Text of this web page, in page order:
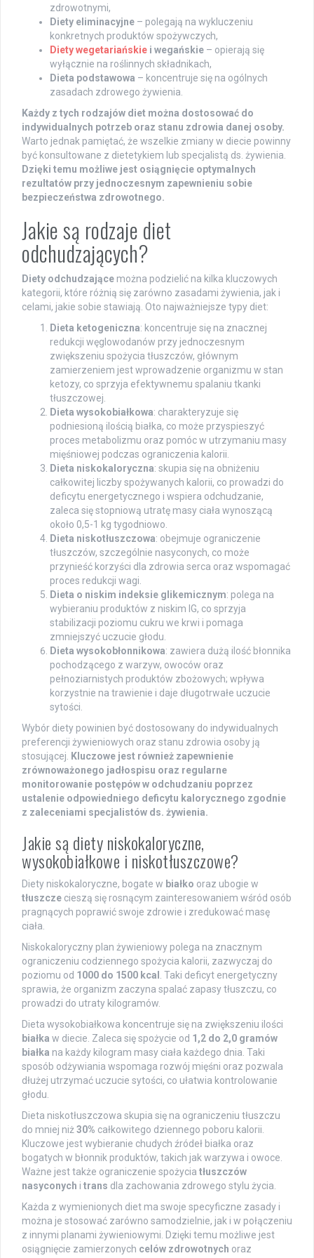
zdrowotnymi,
Diety eliminacyjne – polegają na wykluczeniu
konkretnych produktów spożywczych,
Diety wegetariańskie i wegańskie – opierają się
wyłącznie na roślinnych składnikach,
Dieta podstawowa – koncentruje się na ogólnych
zasadach zdrowego żywienia.
Każdy z tych rodzajów diet można dostosować do
indywidualnych potrzeb oraz stanu zdrowia danej osoby.
Warto jednak pamiętać, że wszelkie zmiany w diecie powinny
być konsultowane z dietetykiem lub specjalistą ds. żywienia.
Dzięki temu możliwe jest osiągnięcie optymalnych
rezultatów przy jednoczesnym zapewnieniu sobie
bezpieczeństwa zdrowotnego.
Jakie są rodzaje diet
odchudzających?
Diety odchudzające można podzielić na kilka kluczowych
kategorii, które różnią się zarówno zasadami żywienia, jak i
celami, jakie sobie stawiają. Oto najważniejsze typy diet:
Dieta ketogeniczna: koncentruje się na znacznej
redukcji węglowodanów przy jednoczesnym
zwiększeniu spożycia tłuszczów, głównym
zamierzeniem jest wprowadzenie organizmu w stan
ketozy, co sprzyja efektywnemu spalaniu tkanki
tłuszczowej.
Dieta wysokobiałkowa: charakteryzuje się
podniesioną ilością białka, co może przyspieszyć
proces metabolizmu oraz pomóc w utrzymaniu masy
mięśniowej podczas ograniczenia kalorii.
Dieta niskokaloryczna: skupia się na obniżeniu
całkowitej liczby spożywanych kalorii, co prowadzi do
deficytu energetycznego i wspiera odchudzanie,
zaleca się stopniową utratę masy ciała wynoszącą
około 0,5-1 kg tygodniowo.
Dieta niskotłuszczowa: obejmuje ograniczenie
tłuszczów, szczególnie nasyconych, co może
przynieść korzyści dla zdrowia serca oraz wspomagać
proces redukcji wagi.
Dieta o niskim indeksie glikemicznym: polega na
wybieraniu produktów z niskim IG, co sprzyja
stabilizacji poziomu cukru we krwi i pomaga
zmniejszyć uczucie głodu.
Dieta wysokobłonnikowa: zawiera dużą ilość błonnika
pochodzącego z warzyw, owoców oraz
pełnoziarnistych produktów zbożowych; wpływa
korzystnie na trawienie i daje długotrwałe uczucie
sytości.
Wybór diety powinien być dostosowany do indywidualnych
preferencji żywieniowych oraz stanu zdrowia osoby ją
stosującej.
Kluczowe jest również zapewnienie
zrównoważonego jadłospisu oraz regularne
monitorowanie postępów w odchudzaniu poprzez
ustalenie odpowiedniego deficytu kalorycznego zgodnie
z zaleceniami specjalistów ds. żywienia.
Jakie są diety niskokaloryczne,
wysokobiałkowe i niskotłuszczowe?
Diety niskokaloryczne, bogate w białko oraz ubogie w
tłuszcze cieszą się rosnącym zainteresowaniem wśród osób
pragnących poprawić swoje zdrowie i zredukować masę
ciała.
Niskokaloryczny plan żywieniowy polega na znacznym
ograniczeniu codziennego spożycia kalorii, zazwyczaj do
poziomu od 1000 do 1500 kcal
. Taki deficyt energetyczny
sprawia, że organizm zaczyna spalać zapasy tłuszczu, co
prowadzi do utraty kilogramów.
Dieta wysokobiałkowa koncentruje się na zwiększeniu ilości
białka w diecie. Zaleca się spożycie od 1,2 do 2,0 gramów
białka na każdy kilogram masy ciała każdego dnia. Taki
sposób odżywiania wspomaga rozwój mięśni oraz pozwala
dłużej utrzymać uczucie sytości, co ułatwia kontrolowanie
głodu.
Dieta niskotłuszczowa skupia się na ograniczeniu tłuszczu
do mniej niż 30% całkowitego dziennego poboru kalorii.
Kluczowe jest wybieranie chudych źródeł białka oraz
bogatych w błonnik produktów, takich jak warzywa i owoce.
Ważne jest także ograniczenie spożycia tłuszczów
nasyconych i trans dla zachowania zdrowego stylu życia.
Każda z wymienionych diet ma swoje specyficzne zasady i
można je stosować zarówno samodzielnie, jak i w połączeniu
z innymi planami żywieniowymi. Dzięki temu możliwe jest
osiągnięcie zamierzonych celów zdrowotnych oraz